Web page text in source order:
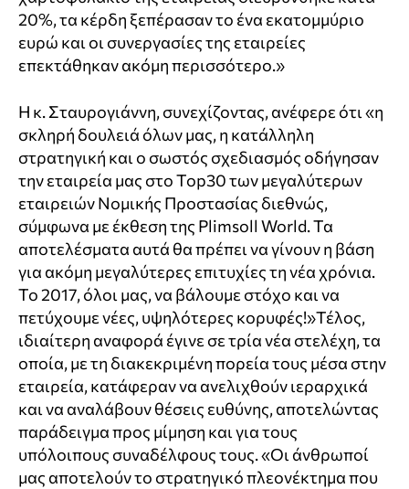
20%, τα κέρδη ξεπέρασαν το ένα εκατομμύριο
ευρώ και οι συνεργασίες της εταιρείες
επεκτάθηκαν ακόμη περισσότερο.»
Η κ. Σταυρογιάννη, συνεχίζοντας, ανέφερε ότι «η
σκληρή δουλειά όλων μας, η κατάλληλη
στρατηγική και ο σωστός σχεδιασμός οδήγησαν
την εταιρεία μας στο Top30 των μεγαλύτερων
εταιρειών Νομικής Προστασίας διεθνώς,
σύμφωνα με έκθεση της Plimsoll World. Τα
αποτελέσματα αυτά θα πρέπει να γίνουν η βάση
για ακόμη μεγαλύτερες επιτυχίες τη νέα χρόνια.
Το 2017, όλοι μας, να βάλουμε στόχο και να
πετύχουμε νέες, υψηλότερες κορυφές!»Τέλος,
ιδιαίτερη αναφορά έγινε σε τρία νέα στελέχη, τα
οποία, με τη διακεκριμένη πορεία τους μέσα στην
εταιρεία, κατάφεραν να ανελιχθούν ιεραρχικά
και να αναλάβουν θέσεις ευθύνης, αποτελώντας
παράδειγμα προς μίμηση και για τους
υπόλοιπους συναδέλφους τους. «Οι άνθρωποί
μας αποτελούν το στρατηγικό πλεονέκτημα που